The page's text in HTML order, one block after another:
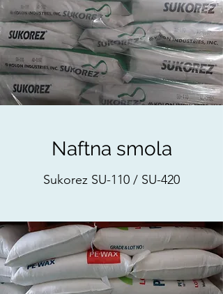
Naftna smola
Sukorez SU-110 / SU-420